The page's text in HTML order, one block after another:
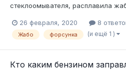
стеклоомывателя, расплавила
26 февраля, 2020 8
Жабо форсунка (и ещё 1 )
Кто каким бензином